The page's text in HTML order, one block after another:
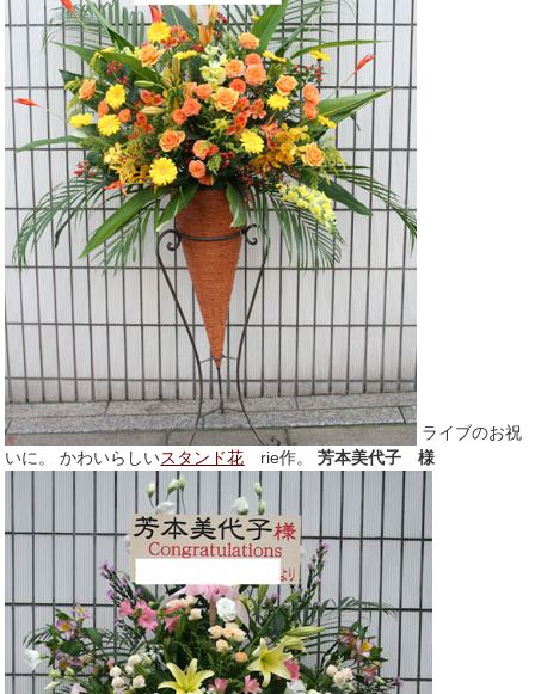
ライブのお祝
いに。 かわいらしいスタンド花 rie作。芳本美代子 様